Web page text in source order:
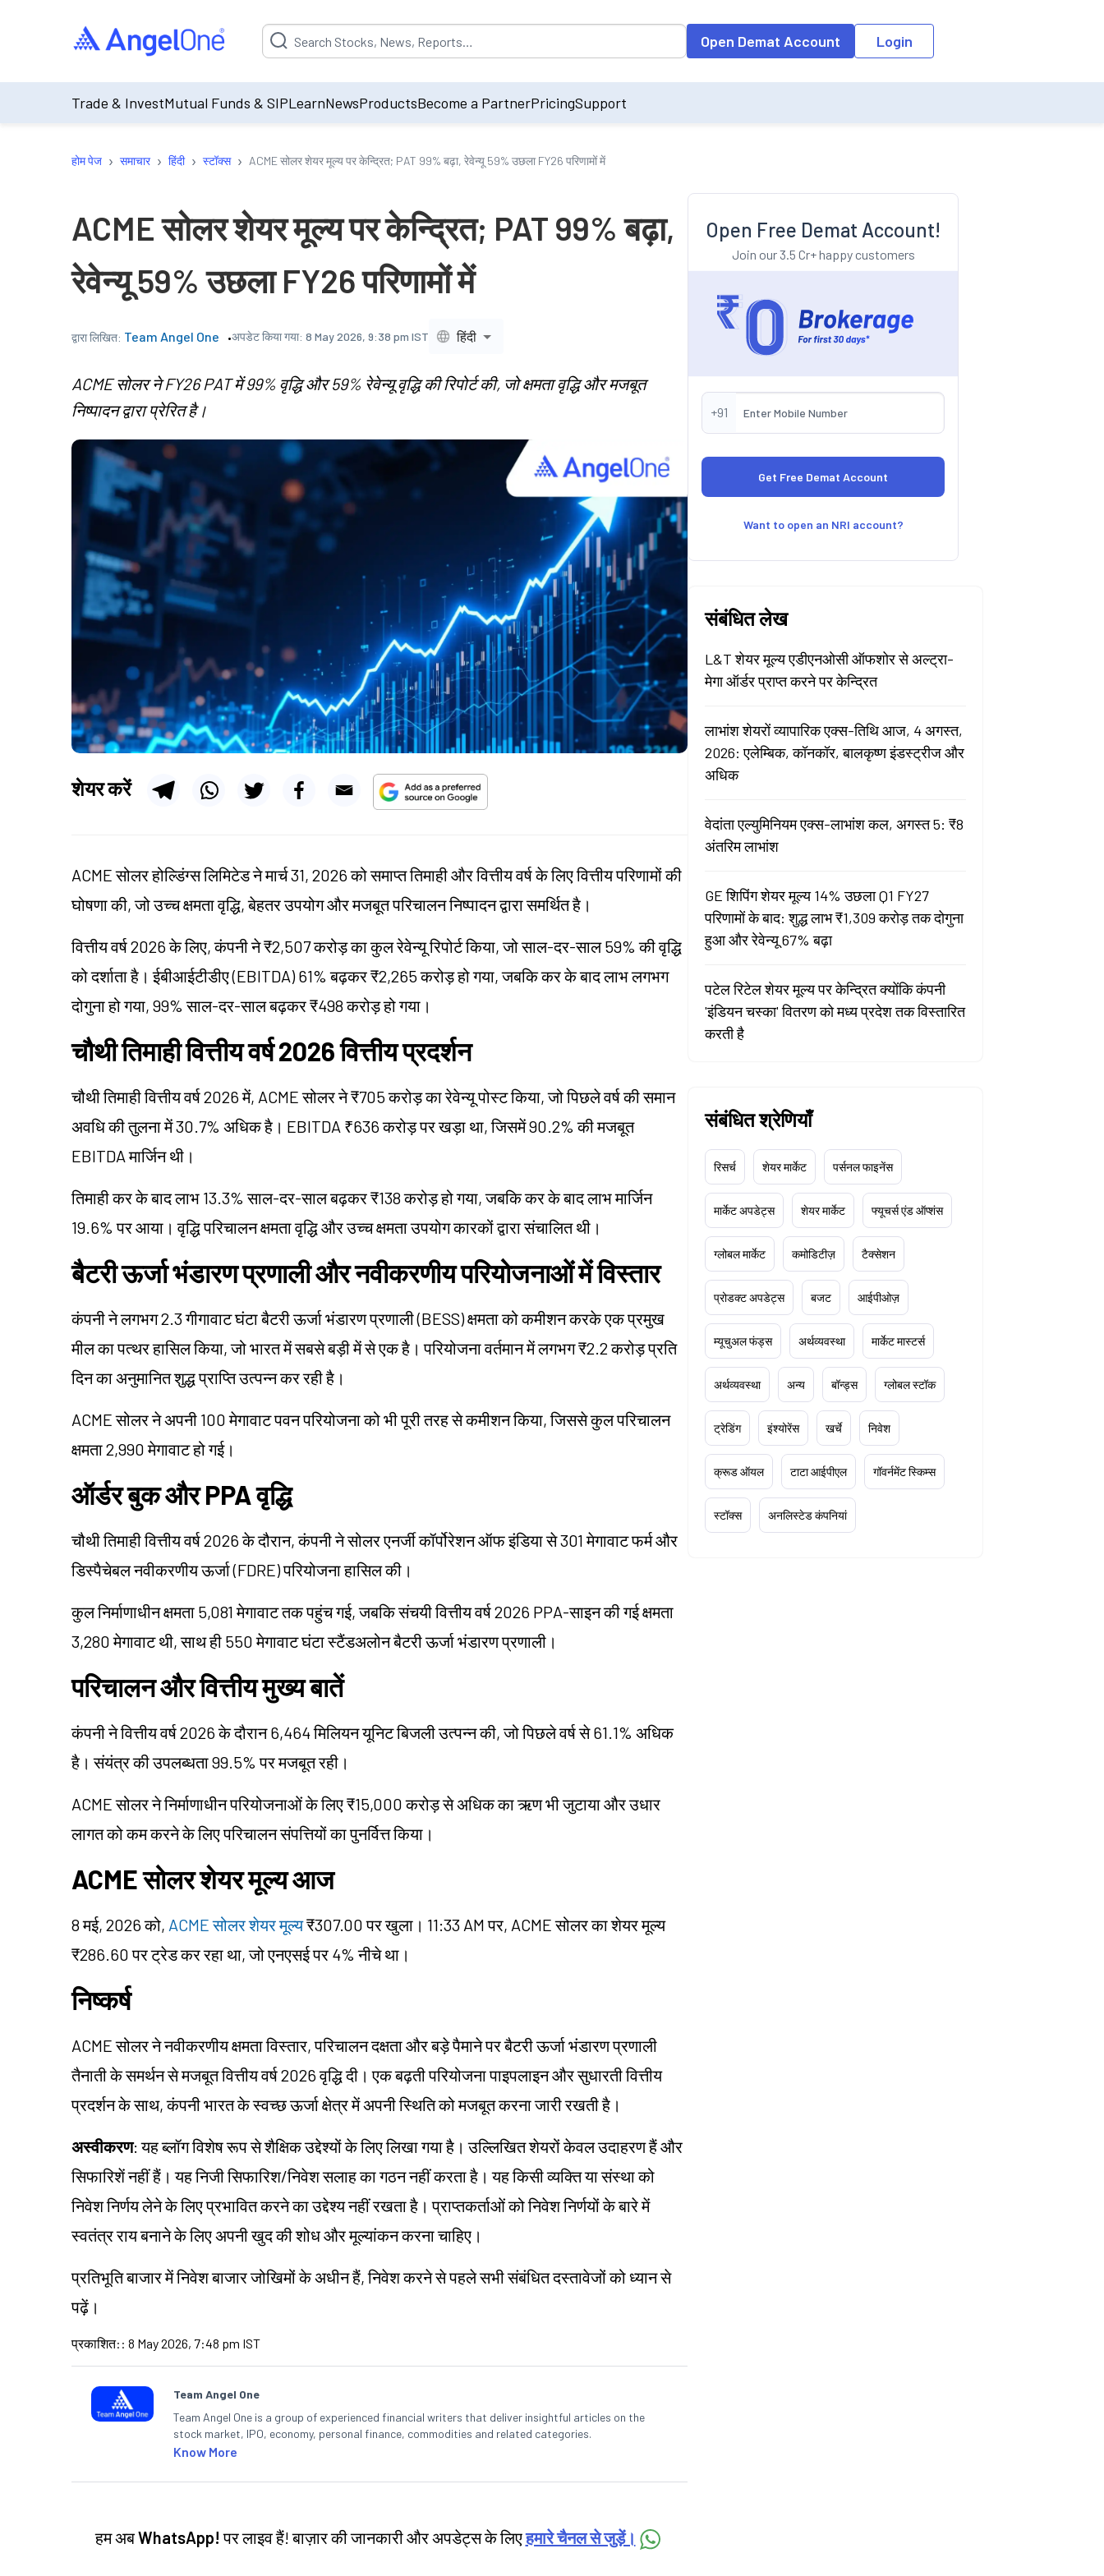
Suggestion will be populated by default on accessing the input field. On entering data into the input field, the suggestion list will be updated as per the
Open Demat Account Login
Trade & InvestMutual Funds & SIPLearnNewsProductsBecome a PartnerPricingSupport
होम पेज › समाचार › हिंदी › स्टॉक्स › ACME सोलर शेयर मूल्य पर केन्द्रित; PAT 99% बढ़ा, रेवेन्यू 59% उछला FY26 परिणामों में
ACME सोलर शेयर मूल्य पर केन्द्रित; PAT 99% बढ़ा,
रेवेन्यू 59% उछला FY26 परिणामों में
द्वारा लिखित: Team Angel One अपडेट किया गया: 8 May 2026, 9:38 pm IST हिंदी
ACME सोलर ने FY26 PAT में 99% वृद्धि और 59% रेवेन्यू वृद्धि की रिपोर्ट की, जो क्षमता वृद्धि और मजबूत
निष्पादन द्वारा प्रेरित है।
शेयर करें
ACME सोलर होल्डिंग्स लिमिटेड ने मार्च 31, 2026 को समाप्त तिमाही और वित्तीय वर्ष के लिए वित्तीय परिणामों की
घोषणा की, जो उच्च क्षमता वृद्धि, बेहतर उपयोग और मजबूत परिचालन निष्पादन द्वारा समर्थित है।
वित्तीय वर्ष 2026 के लिए, कंपनी ने ₹2,507 करोड़ का कुल रेवेन्यू रिपोर्ट किया, जो साल-दर-साल 59% की वृद्धि
को दर्शाता है। ईबीआईटीडीए (EBITDA) 61% बढ़कर ₹2,265 करोड़ हो गया, जबकि कर के बाद लाभ लगभग
दोगुना हो गया, 99% साल-दर-साल बढ़कर ₹498 करोड़ हो गया।
चौथी तिमाही वित्तीय वर्ष 2026 वित्तीय प्रदर्शन
चौथी तिमाही वित्तीय वर्ष 2026 में, ACME सोलर ने ₹705 करोड़ का रेवेन्यू पोस्ट किया, जो पिछले वर्ष की समान
अवधि की तुलना में 30.7% अधिक है। EBITDA ₹636 करोड़ पर खड़ा था, जिसमें 90.2% की मजबूत
EBITDA मार्जिन थी।
तिमाही कर के बाद लाभ 13.3% साल-दर-साल बढ़कर ₹138 करोड़ हो गया, जबकि कर के बाद लाभ मार्जिन
19.6% पर आया। वृद्धि परिचालन क्षमता वृद्धि और उच्च क्षमता उपयोग कारकों द्वारा संचालित थी।
बैटरी ऊर्जा भंडारण प्रणाली और नवीकरणीय परियोजनाओं में विस्तार
कंपनी ने लगभग 2.3 गीगावाट घंटा बैटरी ऊर्जा भंडारण प्रणाली (BESS) क्षमता को कमीशन करके एक प्रमुख
मील का पत्थर हासिल किया, जो भारत में सबसे बड़ी में से एक है। परियोजना वर्तमान में लगभग ₹2.2 करोड़ प्रति
दिन का अनुमानित शुद्ध प्राप्ति उत्पन्न कर रही है।
ACME सोलर ने अपनी 100 मेगावाट पवन परियोजना को भी पूरी तरह से कमीशन किया, जिससे कुल परिचालन
क्षमता 2,990 मेगावाट हो गई।
ऑर्डर बुक और PPA वृद्धि
चौथी तिमाही वित्तीय वर्ष 2026 के दौरान, कंपनी ने सोलर एनर्जी कॉर्पोरेशन ऑफ इंडिया से 301 मेगावाट फर्म और
डिस्पैचेबल नवीकरणीय ऊर्जा (FDRE) परियोजना हासिल की।
कुल निर्माणाधीन क्षमता 5,081 मेगावाट तक पहुंच गई, जबकि संचयी वित्तीय वर्ष 2026 PPA-साइन की गई क्षमता
3,280 मेगावाट थी, साथ ही 550 मेगावाट घंटा स्टैंडअलोन बैटरी ऊर्जा भंडारण प्रणाली।
परिचालन और वित्तीय मुख्य बातें
कंपनी ने वित्तीय वर्ष 2026 के दौरान 6,464 मिलियन यूनिट बिजली उत्पन्न की, जो पिछले वर्ष से 61.1% अधिक
है। संयंत्र की उपलब्धता 99.5% पर मजबूत रही।
ACME सोलर ने निर्माणाधीन परियोजनाओं के लिए ₹15,000 करोड़ से अधिक का ऋण भी जुटाया और उधार
लागत को कम करने के लिए परिचालन संपत्तियों का पुनर्वित्त किया।
ACME सोलर शेयर मूल्य आज
8 मई, 2026 को, ACME सोलर शेयर मूल्य₹307.00 पर खुला। 11:33 AM पर, ACME सोलर का शेयर मूल्य
₹286.60 पर ट्रेड कर रहा था, जो एनएसई पर 4% नीचे था।
निष्कर्ष
ACME सोलर ने नवीकरणीय क्षमता विस्तार, परिचालन दक्षता और बड़े पैमाने पर बैटरी ऊर्जा भंडारण प्रणाली
तैनाती के समर्थन से मजबूत वित्तीय वर्ष 2026 वृद्धि दी। एक बढ़ती परियोजना पाइपलाइन और सुधारती वित्तीय
प्रदर्शन के साथ, कंपनी भारत के स्वच्छ ऊर्जा क्षेत्र में अपनी स्थिति को मजबूत करना जारी रखती है।
अस्वीकरण: यह ब्लॉग विशेष रूप से शैक्षिक उद्देश्यों के लिए लिखा गया है। उल्लिखित शेयरों केवल उदाहरण हैं और
सिफारिशें नहीं हैं। यह निजी सिफारिश/निवेश सलाह का गठन नहीं करता है। यह किसी व्यक्ति या संस्था को
निवेश निर्णय लेने के लिए प्रभावित करने का उद्देश्य नहीं रखता है। प्राप्तकर्ताओं को निवेश निर्णयों के बारे में
स्वतंत्र राय बनाने के लिए अपनी खुद की शोध और मूल्यांकन करना चाहिए।
प्रतिभूति बाजार में निवेश बाजार जोखिमों के अधीन हैं, निवेश करने से पहले सभी संबंधित दस्तावेजों को ध्यान से
पढ़ें।
प्रकाशित: : 8 May 2026, 7:48 pm IST
Team Angel One
Team Angel One is a group of experienced financial writers that deliver insightful articles on the
stock market, IPO, economy, personal finance, commodities and related categories.
Know More
हम अबWhatsApp! पर लाइव हैं! बाज़ार की जानकारी और अपडेट्स के लिएहमारे चैनल से जुड़ें।
Open Free Demat Account!
Join our 3.5 Cr+ happy customers
+91
Want to open an NRI account?
संबंधित लेख
L&T शेयर मूल्य एडीएनओसी ऑफशोर से अल्ट्रा-
मेगा ऑर्डर प्राप्त करने पर केन्द्रित
लाभांश शेयरों व्यापारिक एक्स-तिथि आज, 4 अगस्त,
2026: एलेम्बिक, कॉनकॉर, बालकृष्ण इंडस्ट्रीज और
अधिक
वेदांता एल्युमिनियम एक्स-लाभांश कल, अगस्त 5: ₹8
अंतरिम लाभांश
GE शिपिंग शेयर मूल्य 14% उछला Q1 FY27
परिणामों के बाद: शुद्ध लाभ ₹1,309 करोड़ तक दोगुना
हुआ और रेवेन्यू 67% बढ़ा
पटेल रिटेल शेयर मूल्य पर केन्द्रित क्योंकि कंपनी
'इंडियन चस्का' वितरण को मध्य प्रदेश तक विस्तारित
करती है
संबंधित श्रेणियाँ
रिसर्च शेयर मार्केट पर्सनल फाइनेंस
मार्केट अपडेट्स शेयर मार्केट फ्यूचर्स एंड ऑप्शंस
ग्लोबल मार्केट कमोडिटीज़ टैक्सेशन
प्रोडक्ट अपडेट्स बजट आईपीओज़
म्यूचुअल फंड्स अर्थव्यवस्था मार्केट मास्टर्स
अर्थव्यवस्था अन्य बॉन्ड्स ग्लोबल स्टॉक
ट्रेडिंग इंश्योरेंस खर्चे निवेश
क्रूड ऑयल टाटा आईपीएल गॉवर्नमेंट स्किम्स
स्टॉक्स अनलिस्टेड कंपनियां